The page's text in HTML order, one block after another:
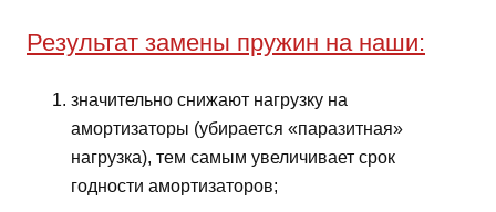
Результат замены пружин на наши:
значительно снижают нагрузку на
амортизаторы (убирается «паразитная»
нагрузка), тем самым увеличивает срок
годности амортизаторов;